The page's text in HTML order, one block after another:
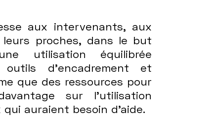
aux intervenants, aux
proches, dans le but
utilisation équilibrée
outils d'encadrement et
que des ressources pour
sur l'utilisation
auraient besoin d'aide.